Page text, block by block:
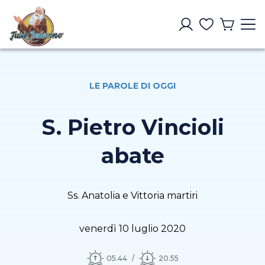
LE PAROLE DI OGGI
S. Pietro Vincioli
abate
Ss. Anatolia e Vittoria martiri
venerdì 10 luglio 2020
05.44 20.55